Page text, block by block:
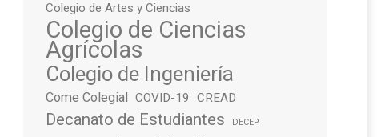
Colegio de Artes y Ciencias
Colegio de Ciencias
Agrícolas
Colegio de Ingeniería
Come Colegial COVID-19 CREAD
Decanato de Estudiantes DECEP